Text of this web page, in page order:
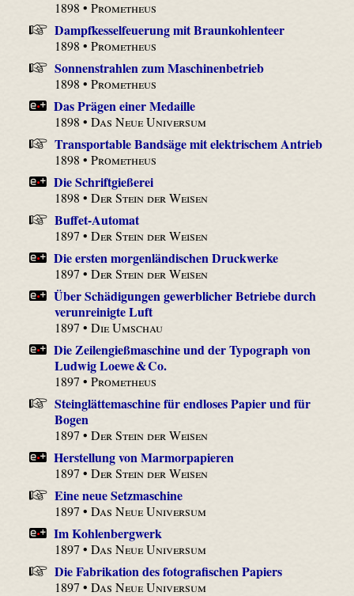
1898 •Prometheus
Dampfkesselfeuerung mit Braunkohlenteer
1898 •Prometheus
Sonnenstrahlen zum Maschinenbetrieb
1898 •Prometheus
Das Prägen einer Medaille
1898 •Das Neue Universum
Transportable Bandsäge mit elektrischem Antrieb
1898 •Prometheus
Die Schriftgießerei
1898 •Der Stein der Weisen
Buffet-Automat
1897 •Der Stein der Weisen
Die ersten morgenländischen Druckwerke
1897 •Der Stein der Weisen
Über Schädigungen gewerblicher Betriebe durch
verunreinigte Luft
1897 •Die Umschau
Die Zeilengießmaschine und der Typograph von
Ludwig Loewe & Co.
1897 •Prometheus
Steinglättemaschine für endloses Papier und für
Bogen
1897 •Der Stein der Weisen
Herstellung von Marmorpapieren
1897 •Der Stein der Weisen
Eine neue Setzmaschine
1897 •Das Neue Universum
Im Kohlenbergwerk
1897 •Das Neue Universum
Die Fabrikation des fotografischen Papiers
1897 •Das Neue Universum